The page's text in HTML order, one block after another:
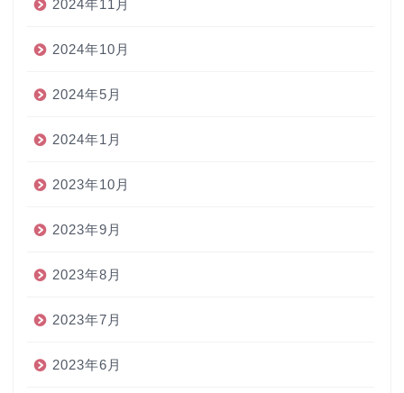
2024年11月
2024年10月
2024年5月
2024年1月
2023年10月
2023年9月
2023年8月
2023年7月
2023年6月